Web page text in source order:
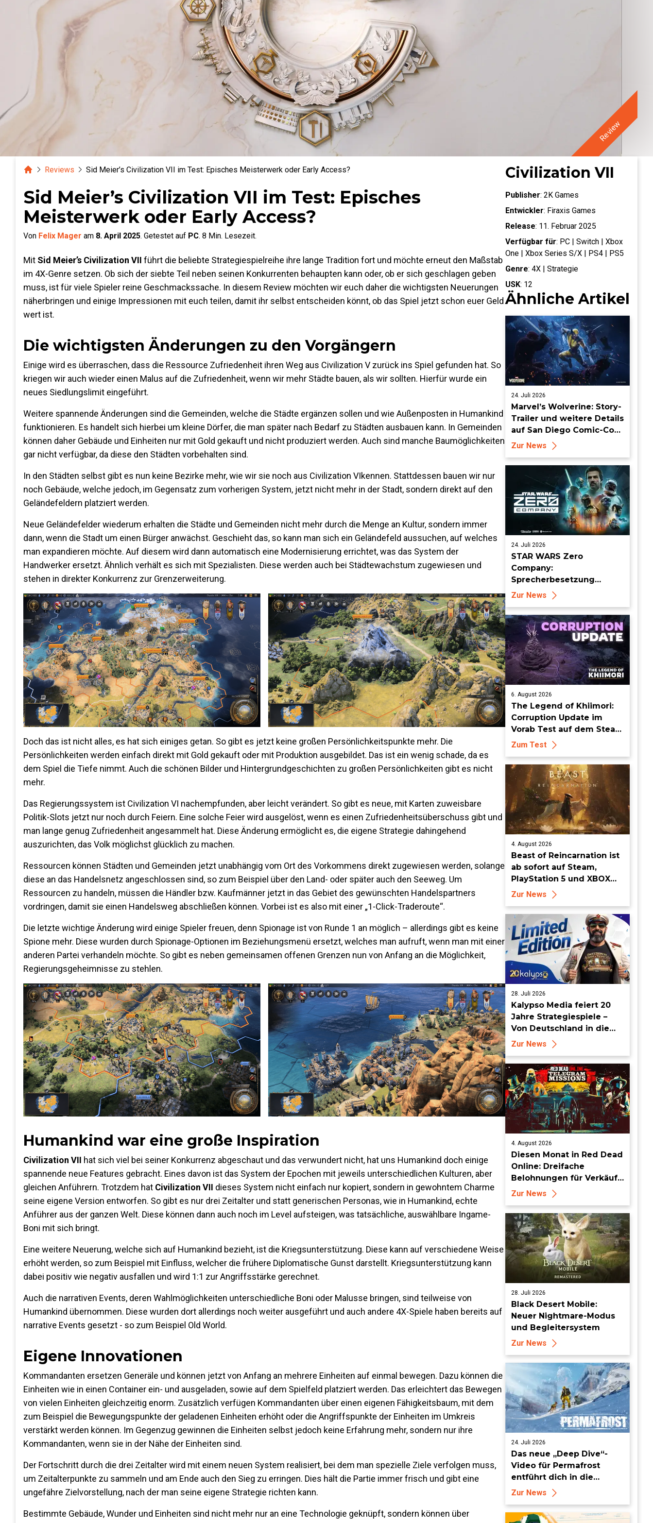
Review
HomeReviews Sid Meier’s Civilization VII im Test: Episches Meisterwerk oder Early Access?
Sid Meier’s Civilization VII im Test: Episches
Meisterwerk oder Early Access?
Von Felix Mager am 8. April 2025. Getestet auf PC. 8 Min. Lesezeit.
Mit Sid Meier’s Civilization VII führt die beliebte Strategiespielreihe ihre lange Tradition fort und möchte erneut den Maßstab
im 4X-Genre setzen. Ob sich der siebte Teil neben seinen Konkurrenten behaupten kann oder, ob er sich geschlagen geben
muss, ist für viele Spieler reine Geschmackssache. In diesem Review möchten wir euch daher die wichtigsten Neuerungen
näherbringen und einige Impressionen mit euch teilen, damit ihr selbst entscheiden könnt, ob das Spiel jetzt schon euer Geld
wert ist.
Die wichtigsten Änderungen zu den Vorgängern
Einige wird es überraschen, dass die Ressource Zufriedenheit ihren Weg aus Civilization V zurück ins Spiel gefunden hat. So
kriegen wir auch wieder einen Malus auf die Zufriedenheit, wenn wir mehr Städte bauen, als wir sollten. Hierfür wurde ein
neues Siedlungslimit eingeführt.
Weitere spannende Änderungen sind die Gemeinden, welche die Städte ergänzen sollen und wie Außenposten in Humankind
funktionieren. Es handelt sich hierbei um kleine Dörfer, die man später nach Bedarf zu Städten ausbauen kann. In Gemeinden
können daher Gebäude und Einheiten nur mit Gold gekauft und nicht produziert werden. Auch sind manche Baumöglichkeiten
gar nicht verfügbar, da diese den Städten vorbehalten sind.
In den Städten selbst gibt es nun keine Bezirke mehr, wie wir sie noch aus Civilization VIkennen. Stattdessen bauen wir nur
noch Gebäude, welche jedoch, im Gegensatz zum vorherigen System, jetzt nicht mehr in der Stadt, sondern direkt auf den
Geländefeldern platziert werden.
Neue Geländefelder wiederum erhalten die Städte und Gemeinden nicht mehr durch die Menge an Kultur, sondern immer
dann, wenn die Stadt um einen Bürger anwächst. Geschieht das, so kann man sich ein Geländefeld aussuchen, auf welches
man expandieren möchte. Auf diesem wird dann automatisch eine Modernisierung errichtet, was das System der
Handwerker ersetzt. Ähnlich verhält es sich mit Spezialisten. Diese werden auch bei Städtewachstum zugewiesen und
stehen in direkter Konkurrenz zur Grenzerweiterung.
Doch das ist nicht alles, es hat sich einiges getan. So gibt es jetzt keine großen Persönlichkeitspunkte mehr. Die
Persönlichkeiten werden einfach direkt mit Gold gekauft oder mit Produktion ausgebildet. Das ist ein wenig schade, da es
dem Spiel die Tiefe nimmt. Auch die schönen Bilder und Hintergrundgeschichten zu großen Persönlichkeiten gibt es nicht
mehr.
Das Regierungssystem ist Civilization VI nachempfunden, aber leicht verändert. So gibt es neue, mit Karten zuweisbare
Politik-Slots jetzt nur noch durch Feiern. Eine solche Feier wird ausgelöst, wenn es einen Zufriedenheitsüberschuss gibt und
man lange genug Zufriedenheit angesammelt hat. Diese Änderung ermöglicht es, die eigene Strategie dahingehend
auszurichten, das Volk möglichst glücklich zu machen.
Ressourcen können Städten und Gemeinden jetzt unabhängig vom Ort des Vorkommens direkt zugewiesen werden, solange
diese an das Handelsnetz angeschlossen sind, so zum Beispiel über den Land- oder später auch den Seeweg. Um
Ressourcen zu handeln, müssen die Händler bzw. Kaufmänner jetzt in das Gebiet des gewünschten Handelspartners
vordringen, damit sie einen Handelsweg abschließen können. Vorbei ist es also mit einer „1-Click-Traderoute“.
Die letzte wichtige Änderung wird einige Spieler freuen, denn Spionage ist von Runde 1 an möglich – allerdings gibt es keine
Spione mehr. Diese wurden durch Spionage-Optionen im Beziehungsmenü ersetzt, welches man aufruft, wenn man mit einer
anderen Partei verhandeln möchte. So gibt es neben gemeinsamen offenen Grenzen nun von Anfang an die Möglichkeit,
Regierungsgeheimnisse zu stehlen.
Humankind war eine große Inspiration
Civilization VII hat sich viel bei seiner Konkurrenz abgeschaut und das verwundert nicht, hat uns Humankind doch einige
spannende neue Features gebracht. Eines davon ist das System der Epochen mit jeweils unterschiedlichen Kulturen, aber
gleichen Anführern. Trotzdem hat Civilization VII dieses System nicht einfach nur kopiert, sondern in gewohntem Charme
seine eigene Version entworfen. So gibt es nur drei Zeitalter und statt generischen Personas, wie in Humankind, echte
Anführer aus der ganzen Welt. Diese können dann auch noch im Level aufsteigen, was tatsächliche, auswählbare Ingame-
Boni mit sich bringt.
Eine weitere Neuerung, welche sich auf Humankind bezieht, ist die Kriegsunterstützung. Diese kann auf verschiedene Weise
erhöht werden, so zum Beispiel mit Einfluss, welcher die frühere Diplomatische Gunst darstellt. Kriegsunterstützung kann
dabei positiv wie negativ ausfallen und wird 1:1 zur Angriffsstärke gerechnet.
Auch die narrativen Events, deren Wahlmöglichkeiten unterschiedliche Boni oder Malusse bringen, sind teilweise von
Humankind übernommen. Diese wurden dort allerdings noch weiter ausgeführt und auch andere 4X-Spiele haben bereits auf
narrative Events gesetzt - so zum Beispiel Old World.
Eigene Innovationen
Kommandanten ersetzen Generäle und können jetzt von Anfang an mehrere Einheiten auf einmal bewegen. Dazu können die
Einheiten wie in einen Container ein- und ausgeladen, sowie auf dem Spielfeld platziert werden. Das erleichtert das Bewegen
von vielen Einheiten gleichzeitig enorm. Zusätzlich verfügen Kommandanten über einen eigenen Fähigkeitsbaum, mit dem
zum Beispiel die Bewegungspunkte der geladenen Einheiten erhöht oder die Angriffspunkte der Einheiten im Umkreis
verstärkt werden können. Im Gegenzug gewinnen die Einheiten selbst jedoch keine Erfahrung mehr, sondern nur ihre
Kommandanten, wenn sie in der Nähe der Einheiten sind.
Der Fortschritt durch die drei Zeitalter wird mit einem neuen System realisiert, bei dem man spezielle Ziele verfolgen muss,
um Zeitalterpunkte zu sammeln und am Ende auch den Sieg zu erringen. Dies hält die Partie immer frisch und gibt eine
ungefähre Zielvorstellung, nach der man seine eigene Strategie richten kann.
Bestimmte Gebäude, Wunder und Einheiten sind nicht mehr nur an eine Technologie geknüpft, sondern können über
Civilization VII
Publisher: 2K Games
Entwickler: Firaxis Games
Release: 11. Februar 2025
Verfügbar für: PC | Switch | Xbox
One | Xbox Series S/X | PS4 | PS5
Genre: 4X | Strategie
USK: 12
Ähnliche Artikel
24. Juli 2026
Marvel’s Wolverine: Story-
Trailer und weitere Details
auf San Diego Comic-Con
enthüllt
Zur News
24. Juli 2026
STAR WARS Zero
Company:
Sprecherbesetzung
enthüllt und Auftritt auf
der San Diego Comic Con
angekündigt
Zur News
6. August 2026
The Legend of Khiimori:
Corruption Update im
Vorab Test auf dem Steam
Deck - Die Idylle bekommt
dunkle Risse
Zum Test
4. August 2026
Beast of Reincarnation ist
ab sofort auf Steam,
PlayStation 5 und XBOX
Series X|S erhältlich
Zur News
28. Juli 2026
Kalypso Media feiert 20
Jahre Strategiespiele –
Von Deutschland in die
Welt
Zur News
4. August 2026
Diesen Monat in Red Dead
Online: Dreifache
Belohnungen für Verkäufe
von Sammlersätzen und
das Entdecken von
Sammlerstücken, in
Telegramm-Missionen
und mehr
Zur News
28. Juli 2026
Black Desert Mobile:
Neuer Nightmare-Modus
und Begleitersystem
Zur News
24. Juli 2026
Das neue „Deep Dive“-
Video für Permafrost
entführt dich in die
erbarmungslose weiße
Zur News